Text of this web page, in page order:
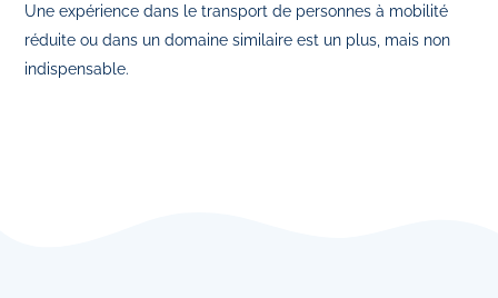
Une expérience dans le transport de personnes à mobilité
réduite ou dans un domaine similaire est un plus, mais non
indispensable.